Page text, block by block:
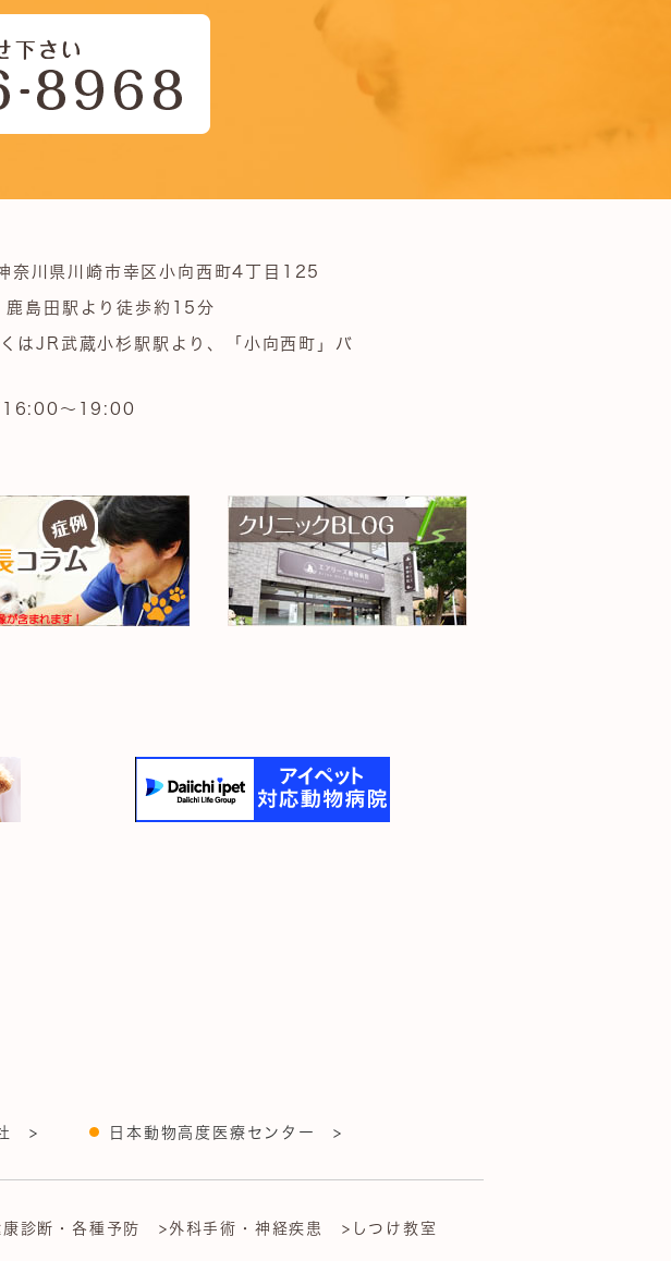
川県川崎市幸区小向西町4丁目125
鹿島田駅より徒歩約15分
はJR武蔵小杉駅駅より、「小向西町」バ
～19:00
社 > 日本動物高度医療センター >
康診断・各種予防 >外科手術・神経疾患 >しつけ教室